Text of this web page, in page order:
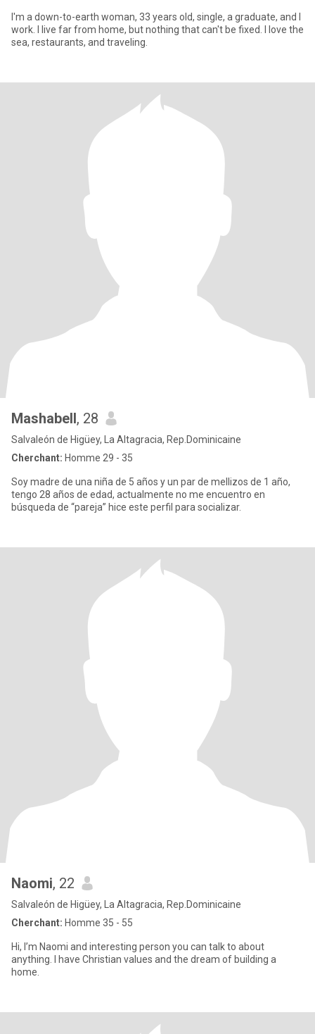
I'm a down-to-earth woman, 33 years old, single, a graduate, and I
work. I live far from home, but nothing that can't be fixed. I love the
sea, restaurants, and traveling.
Mashabell, 28
Salvaleón de Higüey, La Altagracia, Rep.Dominicaine
Cherchant: Homme 29 - 35
Soy madre de una niña de 5 años y un par de mellizos de 1 año,
tengo 28 años de edad, actualmente no me encuentro en
búsqueda de “pareja” hice este perfil para socializar.
Naomi, 22
Salvaleón de Higüey, La Altagracia, Rep.Dominicaine
Cherchant: Homme 35 - 55
Hi, I’m Naomi and interesting person you can talk to about
anything. I have Christian values and the dream of building a
home.